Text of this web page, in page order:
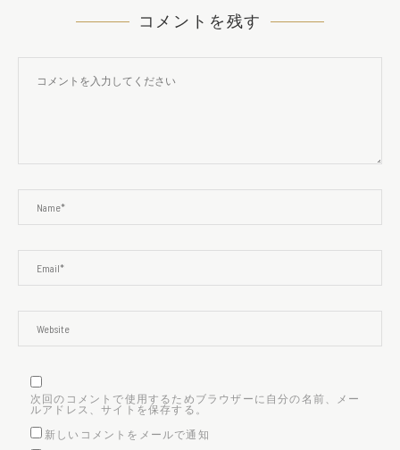
コメントを残す
次回のコメントで使用するためブラウザーに自分の名前、メー
ルアドレス、サイトを保存する。
新しいコメントをメールで通知